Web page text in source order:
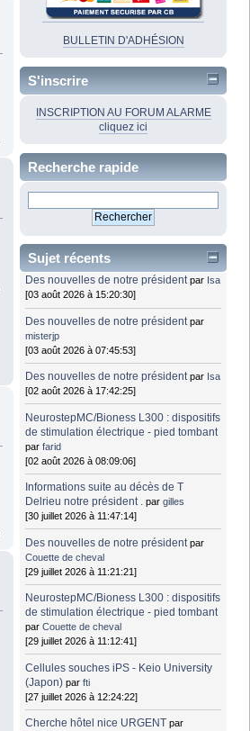
BULLETIN D'ADHÉSION
S'inscrire
INSCRIPTION AU FORUM ALARME
cliquez ici
Recherche rapide
Sujet récents
Des nouvelles de notre président par Isa
[03 août 2026 à 15:20:30]
Des nouvelles de notre président par
misterjp
[03 août 2026 à 07:45:53]
Des nouvelles de notre président par Isa
[02 août 2026 à 17:42:25]
NeurostepMC/Bioness L300 : dispositifs
de stimulation électrique - pied tombant
parfarid
[02 août 2026 à 08:09:06]
Informations suite au décès de T
Delrieu notre président . pargilles
[30 juillet 2026 à 11:47:14]
Des nouvelles de notre président par
Couette de cheval
[29 juillet 2026 à 11:21:21]
NeurostepMC/Bioness L300 : dispositifs
de stimulation électrique - pied tombant
parCouette de cheval
[29 juillet 2026 à 11:12:41]
Cellules souches iPS - Keio University
(Japon) parfti
[27 juillet 2026 à 12:24:22]
Cherche hôtel nice URGENT par